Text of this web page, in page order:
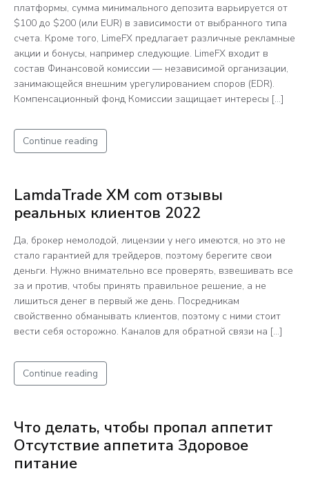
платформы, сумма минимального депозита варьируется от
$100 до $200 (или EUR) в зависимости от выбранного типа
счета. Кроме того, LimeFX предлагает различные рекламные
акции и бонусы, например следующие. LimeFX входит в
состав Финансовой комиссии — независимой организации,
занимающейся внешним урегулированием споров (EDR).
Компенсационный фонд Комиссии защищает интересы […]
Continue reading
LamdaTrade XM com отзывы
реальных клиентов 2022
Да, брокер немолодой, лицензии у него имеются, но это не
стало гарантией для трейдеров, поэтому берегите свои
деньги. Нужно внимательно все проверять, взвешивать все
за и против, чтобы принять правильное решение, а не
лишиться денег в первый же день. Посредникам
свойственно обманывать клиентов, поэтому с ними стоит
вести себя осторожно. Каналов для обратной связи на […]
Continue reading
Что делать, чтобы пропал аппетит
Отсутствие аппетита Здоровое
питание